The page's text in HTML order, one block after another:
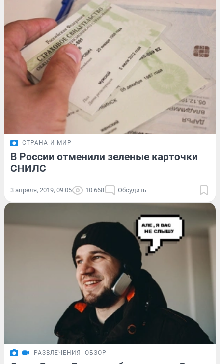
СТРАНА И МИР
В России отменили зеленые карточки
СНИЛС
3 апреля, 2019, 09:05 10 668 Обсудить
РАЗВЛЕЧЕНИЯ ОБЗОР